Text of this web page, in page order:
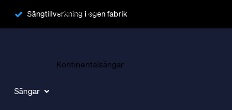
Sängtillverkning i egen fabrik
Sängar
Ramsängar
Kontinentalsängar